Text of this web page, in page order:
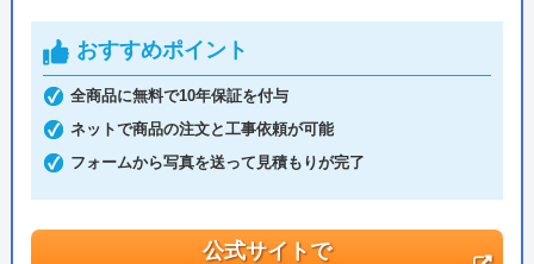
電子マネー
資格
給水装置工事
排水設備工事
おすすめポイント
全商品に無料で10年保証を付与
ネットで商品の注文と工事依頼が可能
フォームから写真を送って見積もりが完了
公式サイトで